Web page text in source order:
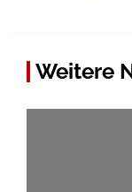
Weitere